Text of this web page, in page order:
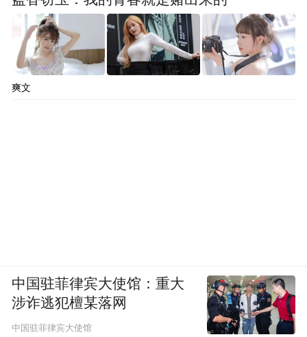
爽文
中国驻菲律宾大使馆：重大
涉诈逃犯檀某落网
中国驻菲律宾大使馆